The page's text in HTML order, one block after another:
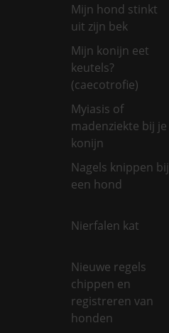
Mijn hond stinkt
uit zijn bek
Mijn konijn eet
keutels?
(caecotrofie)
Myiasis of
madenziekte bij je
konijn
Nagels knippen bij
een hond
Nierfalen kat
Nieuwe regels
chippen en
registreren van
honden